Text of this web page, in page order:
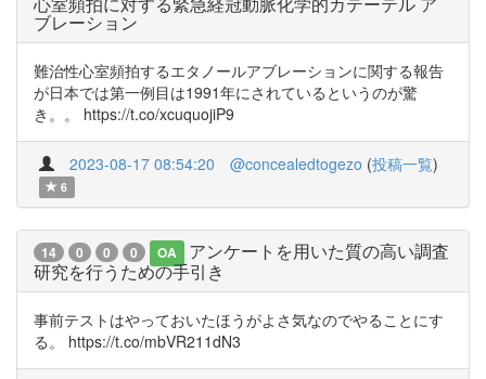
ブレーション
難治性心室頻拍するエタノールアブレーションに関する報告
が日本では第一例目は1991年にされているというのが驚
き。。 https://t.co/xcuquojiP9
2023-08-17 08:54:20 @concealedtogezo (投稿一覧)
6
14 0 0 0 OA
アンケートを用いた質の高い調査
研究を行うための手引き
事前テストはやっておいたほうがよさ気なのでやることにす
る。 https://t.co/mbVR211dN3